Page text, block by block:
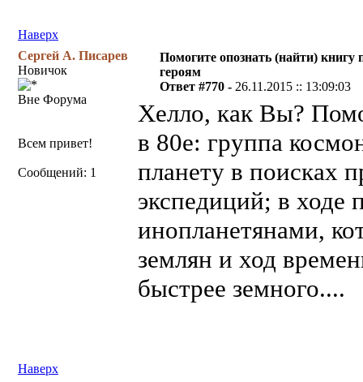
Наверх
Сергей А. Писарев
Новичок
Вне Форума
Всем привет!
Сообщений: 1
Помогите опознать (найти) книгу
героям
Ответ #770 - 26.11.2015 :: 13:09:03
Хелло, как Вы?
в 80е: группа
планету в поисках
экспедиций; в ходе
инопланетянами,
землян и ход
быстрее земного....
Наверх